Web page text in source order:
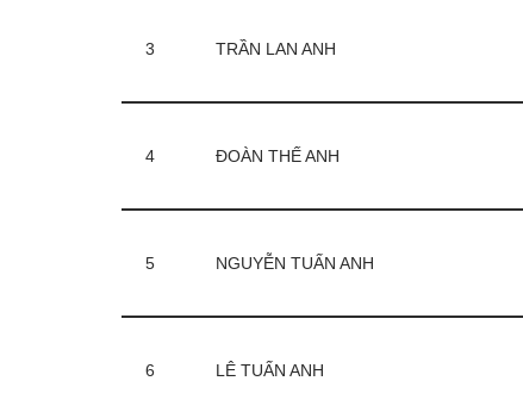
3 TRẦN LAN ANH
4 ĐOÀN THẾ ANH
5 NGUYỄN TUẤN ANH
6 LÊ TUẤN ANH